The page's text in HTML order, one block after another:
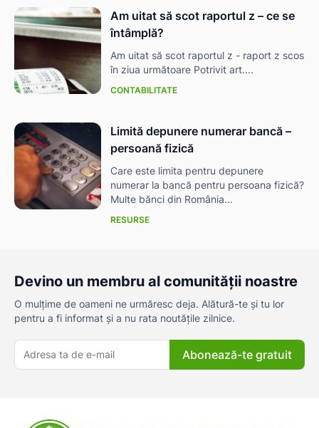
Am uitat să scot raportul z – ce se
întâmplă?
Am uitat să scot raportul z - raport z scos
în ziua următoare Potrivit art....
CONTABILITATE
Limită depunere numerar bancă –
persoană fizică
Care este limita pentru depunere
numerar la bancă pentru persoana fizică?
Multe bănci din România...
RESURSE
Devino un membru al comunității noastre
O mulțime de oameni ne urmăresc deja. Alătură-te și tu lor
pentru a fi informat și a nu rata noutățile zilnice.
Abonează-te gratuit